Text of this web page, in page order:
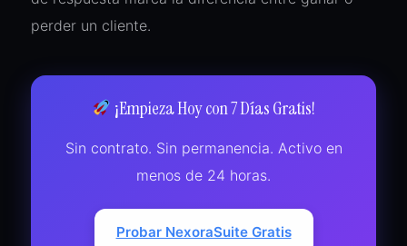
perder un cliente.
¡Empieza Hoy con 7 Días Gratis!
Sin contrato. Sin permanencia. Activo en
menos de 24 horas.
Probar NexoraSuite Gratis